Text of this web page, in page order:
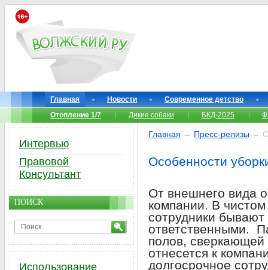
Главная Новости
Современное детство
Отопление 1/7
Дикие собаки БКД-2025
Главная → Пресс-релизы →
Особенности
От внешнего вида
компании. В
сотрудники
ответственными.
полов,
отнесется к
долгосрочное
Интервью
Правовой
Консультант
ПОИСК
Использование